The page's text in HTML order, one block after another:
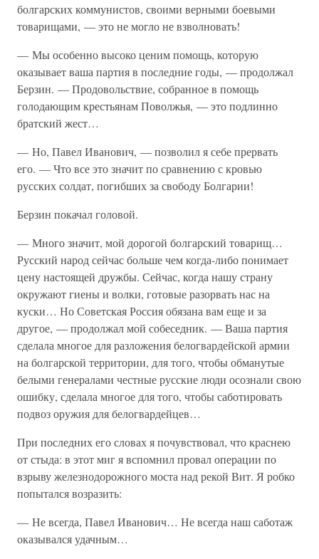
болгарских коммунистов, своими верными боевыми
товарищами, — это не могло не взволновать!
— Мы особенно высоко ценим помощь, которую
оказывает ваша партия в последние годы, — продолжал
Берзин. — Продовольствие, собранное в помощь
голодающим крестьянам Поволжья, — это подлинно
братский жест…
— Но, Павел Иванович, — позволил я себе прервать
его. — Что все это значит по сравнению с кровью
русских солдат, погибших за свободу Болгарии!
Берзин покачал головой.
— Много значит, мой дорогой болгарский товарищ…
Русский народ сейчас больше чем когда-либо понимает
цену настоящей дружбы. Сейчас, когда нашу страну
окружают гиены и волки, готовые разорвать нас на
куски… Но Советская Россия обязана вам еще и за
другое, — продолжал мой собеседник. — Ваша партия
сделала многое для разложения белогвардейской армии
на болгарской территории, для того, чтобы обманутые
белыми генералами честные русские люди осознали свою
ошибку, сделала многое для того, чтобы саботировать
подвоз оружия для белогвардейцев…
При последних его словах я почувствовал, что краснею
от стыда: в этот миг я вспомнил провал операции по
взрыву железнодорожного моста над рекой Вит. Я робко
попытался возразить:
— Не всегда, Павел Иванович… Не всегда наш саботаж
оказывался удачным…